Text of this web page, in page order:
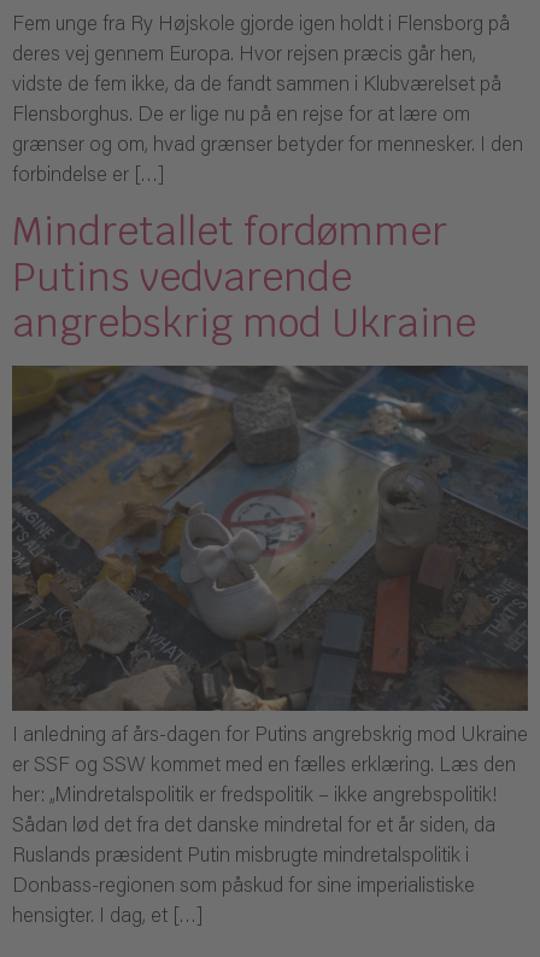
Fem unge fra Ry Højskole gjorde igen holdt i Flensborg på
deres vej gennem Europa. Hvor rejsen præcis går hen,
vidste de fem ikke, da de fandt sammen i Klubværelset på
Flensborghus. De er lige nu på en rejse for at lære om
grænser og om, hvad grænser betyder for mennesker. I den
forbindelse er […]
Mindretallet fordømmer
Putins vedvarende
angrebskrig mod Ukraine
I anledning af års-dagen for Putins angrebskrig mod Ukraine
er SSF og SSW kommet med en fælles erklæring. Læs den
her: „Mindretalspolitik er fredspolitik – ikke angrebspolitik!
Sådan lød det fra det danske mindretal for et år siden, da
Ruslands præsident Putin misbrugte mindretalspolitik i
Donbass-regionen som påskud for sine imperialistiske
hensigter. I dag, et […]